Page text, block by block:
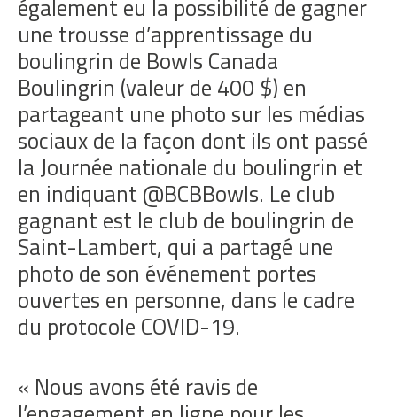
également eu la possibilité de gagner
une trousse d’apprentissage du
boulingrin de Bowls Canada
Boulingrin (valeur de 400 $) en
partageant une photo sur les médias
sociaux de la façon dont ils ont passé
la Journée nationale du boulingrin et
en indiquant @BCBBowls. Le club
gagnant est le club de boulingrin de
Saint-Lambert, qui a partagé une
photo de son événement portes
ouvertes en personne, dans le cadre
du protocole COVID-19.
« Nous avons été ravis de